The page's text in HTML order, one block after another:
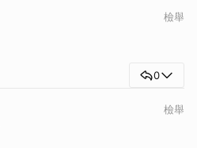
檢舉
0
檢舉